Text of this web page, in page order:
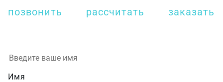
позвонить рассчитать заказать
Имя